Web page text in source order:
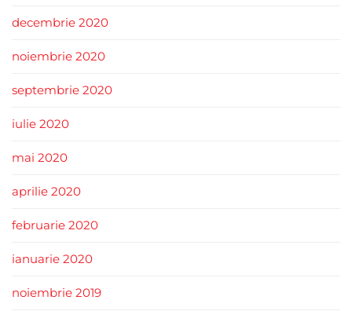
decembrie 2020
noiembrie 2020
septembrie 2020
iulie 2020
mai 2020
aprilie 2020
februarie 2020
ianuarie 2020
noiembrie 2019